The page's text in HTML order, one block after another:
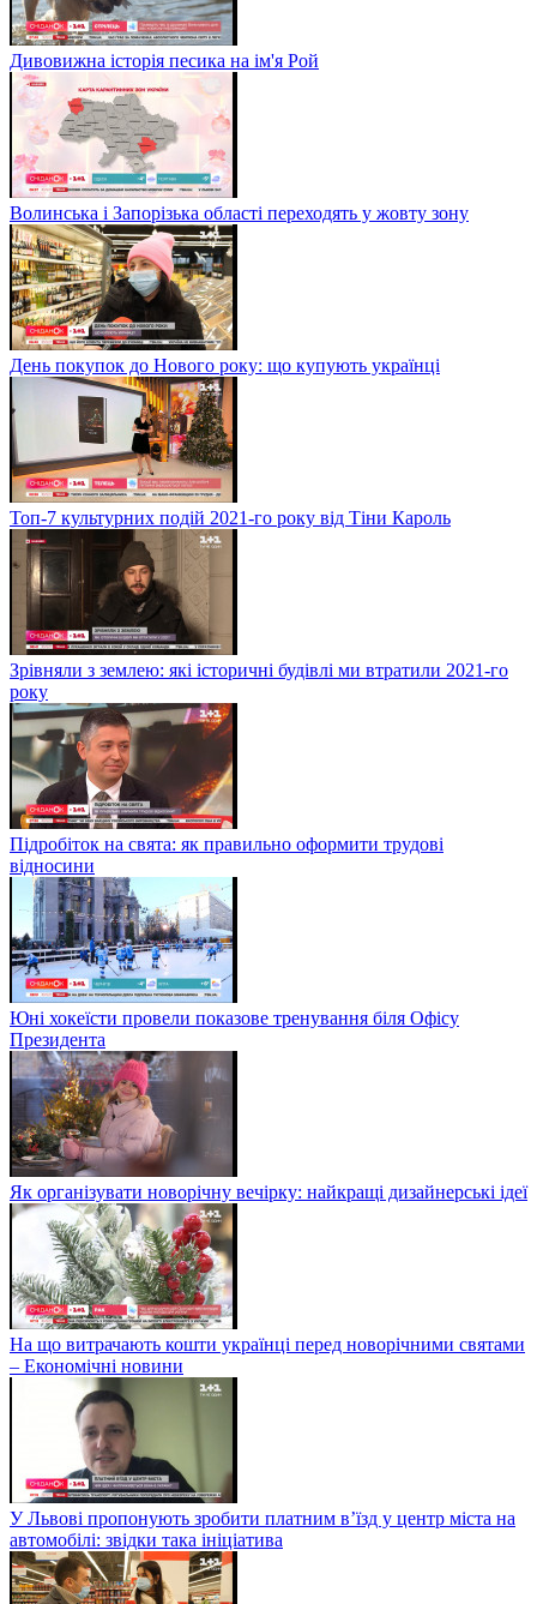
Дивовижна історія песика на ім'я Рой
Волинська і Запорізька області переходять у жовту зону
День покупок до Нового року: що купують українці
Топ-7 культурних подій 2021-го року від Тіни Кароль
Зрівняли з землею: які історичні будівлі ми втратили 2021-го
року
Підробіток на свята: як правильно оформити трудові
відносини
Юні хокеїсти провели показове тренування біля Офісу
Президента
Як організувати новорічну вечірку: найкращі дизайнерські ідеї
На що витрачають кошти українці перед новорічними святами
– Економічні новини
У Львові пропонують зробити платним в’їзд у центр міста на
автомобілі: звідки така ініціатива